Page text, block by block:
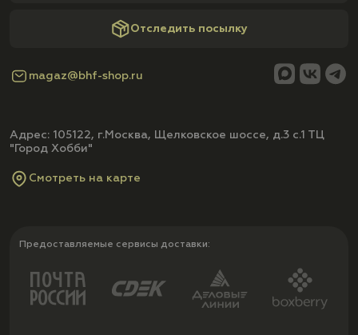
Отследить посылку
magaz@bhf-shop.ru
Адрес: 105122, г.Москва, Щелковское шоссе, д.3 с.1 ТЦ
"Город Хобби"
Смотреть на карте
Предоставляемые сервисы доставки: